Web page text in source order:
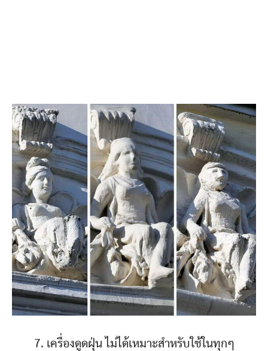
7. เครื่องดูดฝุ่น ไม่ได้เหมาะสำหรับใช้ในทุกๆ